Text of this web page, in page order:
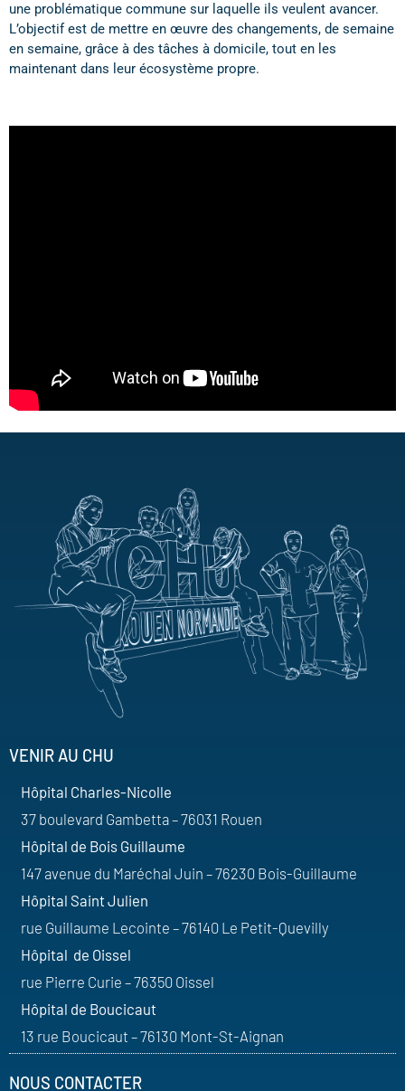
une problématique commune sur laquelle ils veulent avancer.
L’objectif est de mettre en œuvre des changements, de semaine
en semaine, grâce à des tâches à domicile, tout en les
maintenant dans leur écosystème propre.
VENIR AU CHU
Hôpital Charles-Nicolle
37 boulevard Gambetta – 76031 Rouen
Hôpital de Bois Guillaume
147 avenue du Maréchal Juin – 76230 Bois-Guillaume
Hôpital Saint Julien
rue Guillaume Lecointe – 76140 Le Petit-Quevilly
Hôpital de Oissel
rue Pierre Curie – 76350 Oissel
Hôpital de Boucicaut
13 rue Boucicaut – 76130 Mont-St-Aignan
NOUS CONTACTER